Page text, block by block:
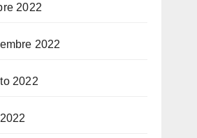
2022
2022
2022